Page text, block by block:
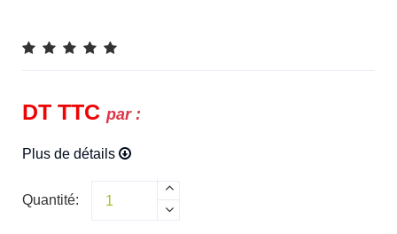
DT TTC par :
Plus de détails
Quantité: